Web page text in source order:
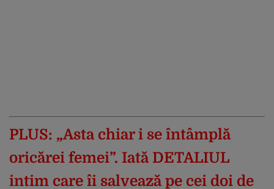
PLUS: „Asta chiar i se întâmplă
oricărei femei”. Iată DETALIUL
intim care îi salvează pe cei doi de